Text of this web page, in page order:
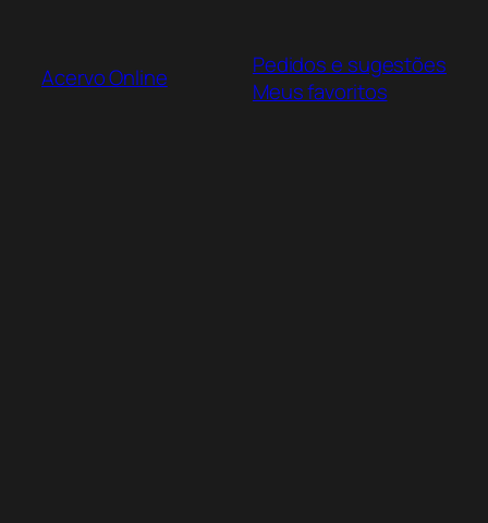
Acervo Online
Pedidos e sugestões
Meus favoritos